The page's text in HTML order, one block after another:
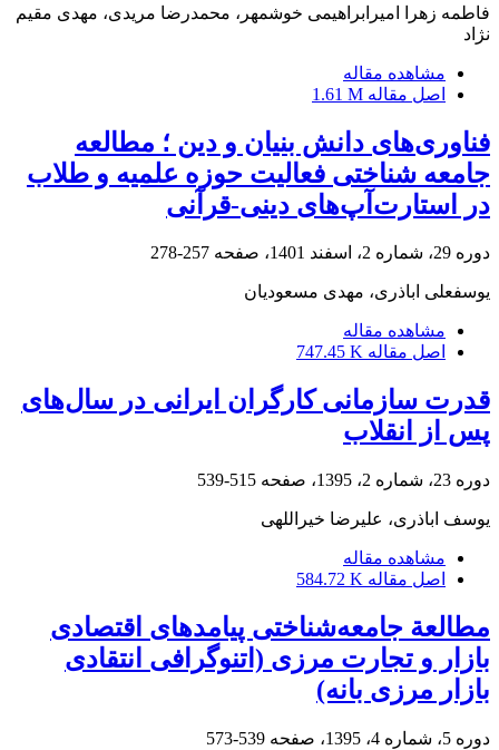
فاطمه زهرا امیرابراهیمی خوشمهر، محمدرضا مریدی، مهدی مقیم
نژاد
مشاهده مقاله
اصل مقاله 1.61 M
فناوری‌های دانش بنیان و دین ؛ مطالعه
جامعه شناختی فعالیت‌ حوزه علمیه و طلاب
در استارت‌آپ‌های دینی-قرآنی
دوره 29، شماره 2، اسفند 1401، صفحه 257-278
یوسفعلی اباذری، مهدی مسعودیان
مشاهده مقاله
اصل مقاله 747.45 K
قدرت سازمانی کارگران ایرانی در سال‌های
پس از انقلاب
دوره 23، شماره 2، 1395، صفحه 515-539
یوسف اباذری، علیرضا خیراللهی
مشاهده مقاله
اصل مقاله 584.72 K
مطالعة جامعه‌شناختی پیامدهای اقتصادی
بازار و تجارت مرزی (اتنوگرافی انتقادی
بازار مرزی بانه)
دوره 5، شماره 4، 1395، صفحه 539-573